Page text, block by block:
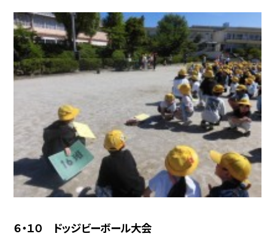
６・１０ ドッジビーボール大会